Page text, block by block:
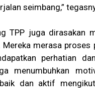
seimbang,”
TPP juga dirasakan
merasa proses
perhatian
menumbuhkan
dan aktif